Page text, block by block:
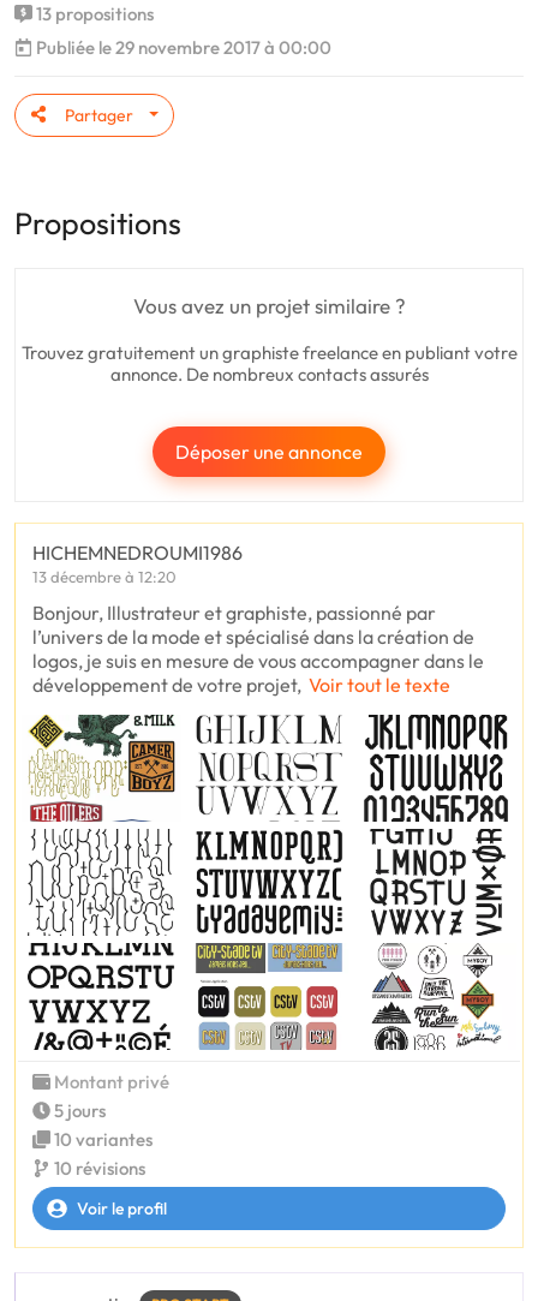
13 propositions
Publiée le 29 novembre 2017 à 00:00
Partager
Propositions
Vous avez un projet similaire ?
Trouvez gratuitement un graphiste freelance en publiant votre
annonce. De nombreux contacts assurés
Déposer une annonce
HICHEMNEDROUMI1986
13 décembre à 12:20
Bonjour, Illustrateur et graphiste, passionné par
l’univers de la mode et spécialisé dans la création de
logos, je suis en mesure de vous accompagner dans le
développement de votre projet, Voir tout le texte
Montant privé
5 jours
10 variantes
10 révisions
Voir le profil